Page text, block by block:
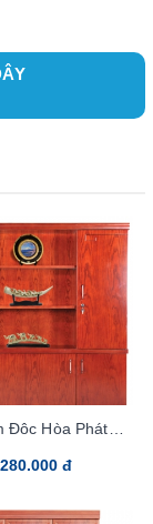
Đôc Hòa Phát
đ